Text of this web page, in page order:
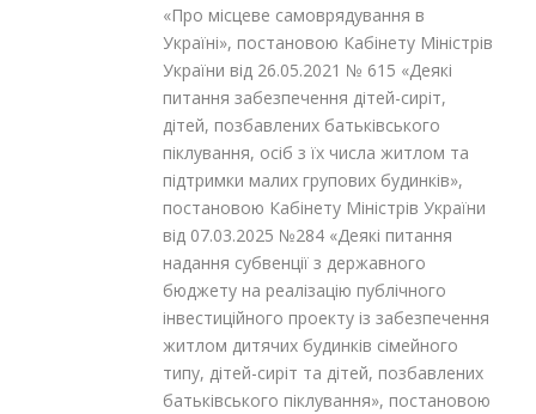
«Про місцеве самоврядування в
Україні», постановою Кабінету Міністрів
України від 26.05.2021 № 615 «Деякі
питання забезпечення дітей-сиріт,
дітей, позбавлених батьківського
піклування, осіб з їх числа житлом та
підтримки малих групових будинків»,
постановою Кабінету Міністрів України
від 07.03.2025 №284 «Деякі питання
надання субвенції з державного
бюджету на реалізацію публічного
інвестиційного проекту із забезпечення
житлом дитячих будинків сімейного
типу, дітей-сиріт та дітей, позбавлених
батьківського піклування», постановою